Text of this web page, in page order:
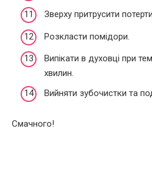
Зверху притрусити
Розкласти помідори.
Випікати в духовці при
хвилин.
Вийняти зубочистки та
Смачного!